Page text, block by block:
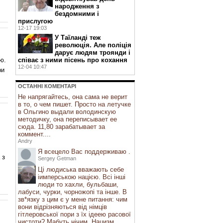
з
народження з
бездомними і
прислугою
12-17 19:03
У Таїланді теж
революція. Але поліція
дарує людям троянди і
співає з ними пісень про кохання
12-04 10:47
ОСТАННI КОМЕНТАРI
Не напрягайтесь, она сама не верит
в то, о чем пишет. Просто на летучке
в Ольгино выдали володинскую
методичку, она переписывает ее
сюда. 11,80 зарабатывает за
коммент....
Andry
Я всецело Вас поддерживаю .
Sergey Getman
Ці людиська вважають себе
іимперською нацією. Всі інші
люди то хахли, бульбаши,
лабуси, чурки, чорножопі та інше. В
зв*язку з цим є у мене питання: чим
вони відрізняються від німців
гітлеровської пори з їх ідеею расової